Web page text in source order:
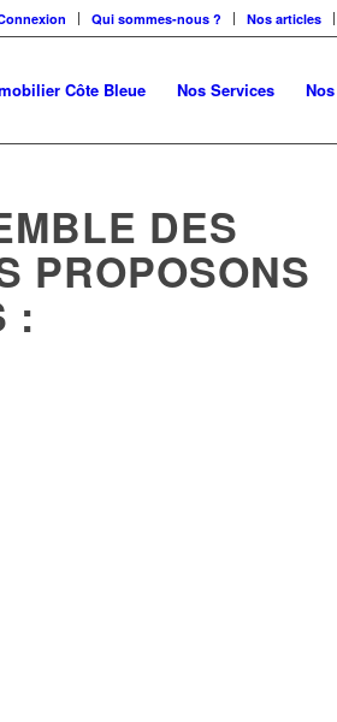
Qui sommes-nous ? Nos articles
Côte Bleue Nos Services
DES
PROPOSONS
: